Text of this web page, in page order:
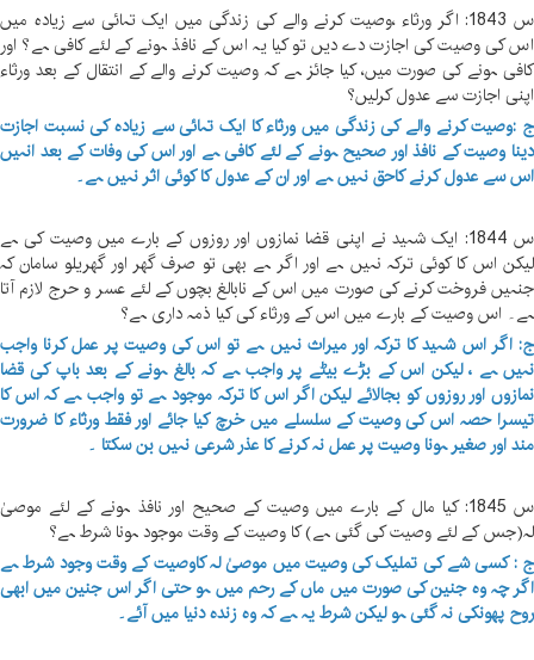
س 1843: اگر ورثاء ،وصیت کرنے والے کی زندگی میں ایک تہائی سے زیادہ میں
اس کی وصیت کی اجازت دے دیں تو کیا یہ اس کے نافذ ہونے کے لئے کافی ہے؟ اور
کافی ہونے کی صورت میں، کیا جائز ہے کہ وصیت کرنے والے کے انتقال کے بعد ورثاء
اپنی اجازت سے عدول کرلیں؟
ج :وصیت کرنے والے کی زندگی میں ورثاء کا ایک تہائی سے زیادہ کی نسبت اجازت
دینا وصیت کے نافذ اور صحیح ہونے کے لئے کافی ہے اور اس کی وفات کے بعد انہیں
اس سے عدول کرنے کاحق نہیں ہے اور ان کے عدول کا کوئی اثر نہیں ہے۔
س 1844: ایک شہید نے اپنی قضا نمازوں اور روزوں کے بارے میں وصیت کی ہے
لیکن اس کا کوئی ترکہ نہیں ہے اور اگر ہے بھی تو صرف گھر اور گھریلو سامان کہ
جنہیں فروخت کرنے کی صورت میں اس کے نابالغ بچوں کے لئے عسر و حرج لازم آتا
ہے۔ اس وصیت کے بارے میں اس کے ورثاء کی کیا ذمہ داری ہے؟
ج: اگر اس شہید کا ترکہ اور میراث نہیں ہے تو اس کی وصیت پر عمل کرنا واجب
نہیں ہے ، لیکن اس کے بڑے بیٹے پر واجب ہے کہ بالغ ہونے کے بعد باپ کی قضا
نمازوں اور روزوں کو بجالائے لیکن اگر اس کا ترکہ موجود ہے تو واجب ہے کہ اس کا
تیسرا حصہ اس کی وصیت کے سلسلے میں خرچ کیا جائے اور فقط ورثاء کا ضرورت
مند اور صغیر ہونا وصیت پر عمل نہ کرنے کا عذر شرعی نہیں بن سکتا ۔
س 1845: کیا مال کے بارے میں وصیت کے صحیح اور نافذ ہونے کے لئے موصیٰ
لہ(جس کے لئے وصیت کی گئی ہے) کا وصیت کے وقت موجود ہونا شرط ہے؟
ج : کسی شے کی تملیک کی وصیت میں موصیٰ لہ کاوصیت کے وقت وجود شرط ہے
اگر چہ وہ جنین کی صورت میں ماں کے رحم میں ہو حتی اگر اس جنین میں ابھی
روح پھونکی نہ گئی ہو لیکن شرط یہ ہے کہ وہ زندہ دنیا میں آئے۔